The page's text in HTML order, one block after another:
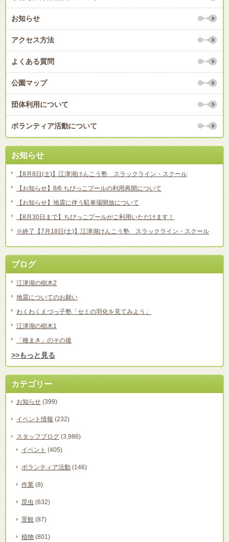
お知らせ
アクセス方法
よくある質問
公園マップ
団体利用について
ボランティア活動について
お知らせ
【8月8日(土)】江津湖けんこう塾 スラックライン・スクール
【お知らせ】8/6 ちびっこプールの利用再開について
【お知らせ】地震に伴う駐車場開放について
【8月30日まで】ちびっこプールがご利用いただけます！
※終了【7月18日(土)】江津湖けんこう塾 スラックライン・スクール
ブログ
江津湖の樹木2
地震についてのお願い
わくわくえづっ子塾「セミの羽化を見てみよう」
江津湖の樹木1
「種まき」のその後
>>もっと見る
カテゴリー
お知らせ (399)
イベント情報 (232)
スタッフブログ (3,986)
イベント (405)
ボランティア活動 (146)
作業 (8)
昆虫 (632)
景観 (87)
植物 (801)